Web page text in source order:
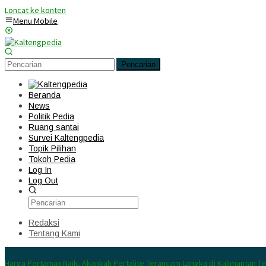
Loncat ke konten
Menu Mobile
Pencarian
Beranda
News
Politik Pedia
Ruang santai
Survei Kaltengpedia
Topik Pilihan
Tokoh Pedia
Log In
Log Out
Redaksi
Tentang Kami
Harga Pertamax Naik, Akankah Pertalite Terancam Langka di Kalimantan